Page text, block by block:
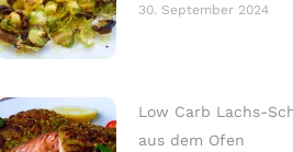
30. September 2024
Low Carb Lachs-
aus dem Ofen